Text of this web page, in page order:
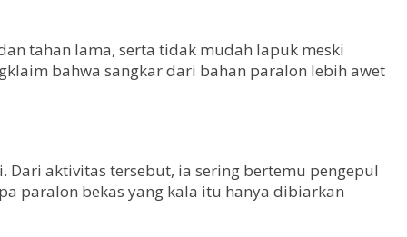
tahan lama, serta tidak mudah lapuk meski
bahwa sangkar dari bahan paralon lebih awet
Dari aktivitas tersebut, ia sering bertemu pengepul
paralon bekas yang kala itu hanya dibiarkan